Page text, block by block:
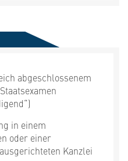
abgeschlossenem
in einem
oder einer
Kanzlei